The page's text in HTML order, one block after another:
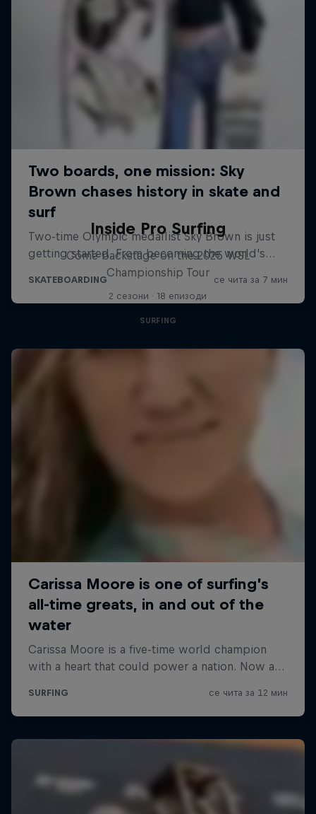
Inside Pro Surfing
Come backstage on the 2025 WSL
Championship Tour
2 сезони · 18 епизоди
SURFING